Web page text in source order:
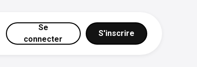
Se
connecter
S'inscrire